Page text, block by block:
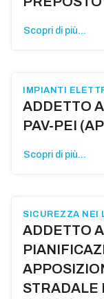
Scopri di più...
IMPIANTI
ADDETTO
PAV-PEI
Scopri di più...
SICUREZZA NEI
ADDETTO
STRADALE